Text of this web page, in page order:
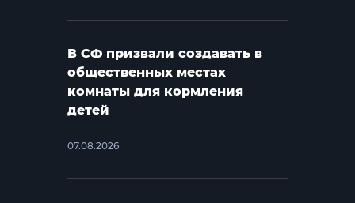
В СФ призвали создавать в
общественных местах
комнаты для кормления
детей
07.08.2026